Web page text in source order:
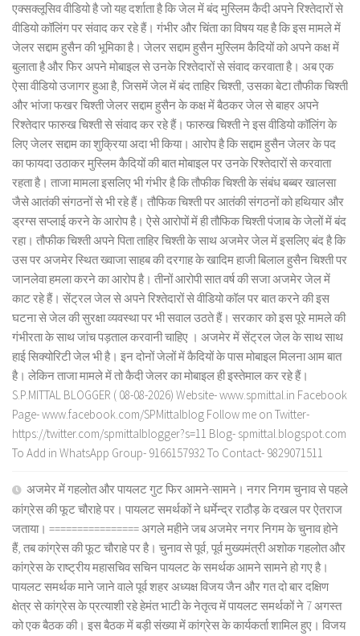
एक्सक्लूसिव वीडियो है जो यह दर्शाता है कि जेल में बंद मुस्लिम कैदी अपने रिश्तेदारों से
वीडियो कॉलिंग पर संवाद कर रहे हैं। गंभीर और चिंता का विषय यह है कि इस मामले में
जेलर सद्दाम हुसैन की भूमिका है। जेलर सद्दाम हुसैन मुस्लिम कैदियों को अपने कक्ष में
बुलाता है और फिर अपने मोबाइल से उनके रिश्तेदारों से संवाद करवाता है। अब एक
ऐसा वीडियो उजागर हुआ है, जिसमें जेल में बंद ताहिर चिश्ती, उसका बेटा तौफीक चिश्ती
और भांजा फखर चिश्ती जेलर सद्दाम हुसैन के कक्ष में बैठकर जेल से बाहर अपने
रिश्तेदार फारुख चिश्ती से संवाद कर रहे हैं। फारुख चिश्ती ने इस वीडियो कॉलिंग के
लिए जेलर सद्दाम का शुक्रिया अदा भी किया। आरोप है कि सद्दाम हुसैन जेलर के पद
का फायदा उठाकर मुस्लिम कैदियों की बात मोबाइल पर उनके रिश्तेदारों से करवाता
रहता है। ताजा मामला इसलिए भी गंभीर है कि तौफीक चिश्ती के संबंध बब्बर खालसा
जैसे आतंकी संगठनों से भी रहे हैं। तौफिक चिश्ती पर आतंकी संगठनों को हथियार और
ड्रग्स सप्लाई करने के आरोप है। ऐसे आरोपों में ही तौफिक चिश्ती पंजाब के जेलों में बंद
रहा। तौफीक चिश्ती अपने पिता ताहिर चिश्ती के साथ अजमेर जेल में इसलिए बंद है कि
उस पर अजमेर स्थित ख्वाजा साहब की दरगाह के खादिम हाजी बिलाल हुसैन चिश्ती पर
जानलेवा हमला करने का आरोप है। तीनों आरोपी सात वर्ष की सजा अजमेर जेल में
काट रहे हैं। सेंट्रल जेल से अपने रिश्तेदारों से वीडियो कॉल पर बात करने की इस
घटना से जेल की सुरक्षा व्यवस्था पर भी सवाल उठते हैं। सरकार को इस पूरे मामले की
गंभीरता के साथ जांच पड़ताल करवानी चाहिए । अजमेर में सेंट्रल जेल के साथ साथ
हाई सिक्योरिटी जेल भी है। इन दोनों जेलों में कैदियों के पास मोबाइल मिलना आम बात
है। लेकिन ताजा मामले में तो कैदी जेलर का मोबाइल ही इस्तेमाल कर रहे हैं।
S.P.MITTAL BLOGGER ( 08-08-2026) Website- www.spmittal.in Facebook
Page- www.facebook.com/SPMittalblog Follow me on Twitter-
https://twitter.com/spmittalblogger?s=11 Blog- spmittal.blogspot.com
To Add in WhatsApp Group- 9166157932 To Contact- 9829071511
अजमेर में गहलोत और पायलट गुट फिर आमने-सामने। नगर निगम चुनाव से पहले
कांग्रेस की फूट चौराहे पर। पायलट समर्थकों ने धर्मेन्द्र राठौड़ के दखल पर ऐतराज
जताया। ================ अगले महीने जब अजमेर नगर निगम के चुनाव होने
हैं, तब कांग्रेस की फूट चौराहे पर है। चुनाव से पूर्व, पूर्व मुख्यमंत्री अशोक गहलोत और
कांग्रेस के राष्ट्रीय महासचिव सचिन पायलट के समर्थक आमने सामने हो गए है।
पायलट समर्थक माने जाने वाले पूर्व शहर अध्यक्ष विजय जैन और गत दो बार दक्षिण
क्षेत्र से कांग्रेस के प्रत्याशी रहे हेमंत भाटी के नेतृत्व में पायलट समर्थकों ने 7 अगस्त
को एक बैठक की। इस बैठक में बड़ी संख्या में कांग्रेस के कार्यकर्ता शामिल हुए। विजय